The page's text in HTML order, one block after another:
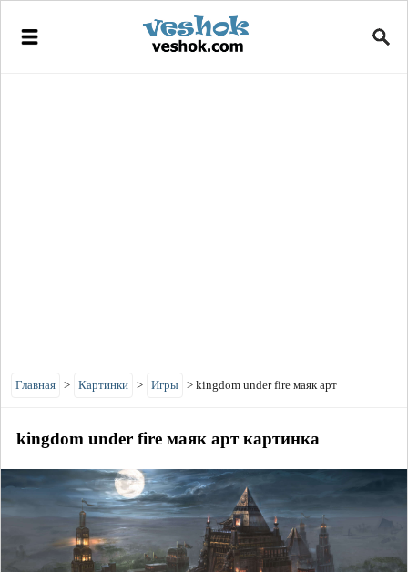
Главная > Картинки > Игры > kingdom under fire маяк арт
kingdom under fire маяк арт картинка